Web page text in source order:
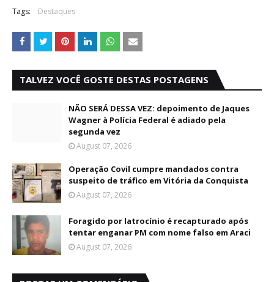
Tags: Destaques
TALVEZ VOCÊ GOSTE DESTAS POSTAGENS
NÃO SERÁ DESSA VEZ: depoimento de Jaques
Wagner à Polícia Federal é adiado pela
segunda vez
August 07, 2026
Operação Covil cumpre mandados contra
suspeito de tráfico em Vitória da Conquista
August 07, 2026
Foragido por latrocínio é recapturado após
tentar enganar PM com nome falso em Araci
August 07, 2026